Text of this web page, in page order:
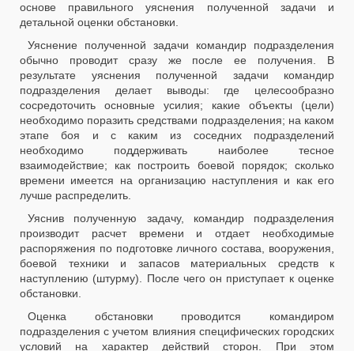
основе правильного уяснения полученной задачи и
детальной оценки обстановки.
Уяснение полученной задачи командир подразделения
обычно проводит сразу же после ее получения. В
результате уяснения полученной задачи командир
подразделения делает выводы: где целесообразно
сосредоточить основные усилия; какие объекты (цели)
необходимо поразить средствами подразделения; на каком
этапе боя и с каким из соседних подразделений
необходимо поддерживать наиболее тесное
взаимодействие; как построить боевой порядок; сколько
времени имеется на организацию наступления и как его
лучше распределить.
Уяснив полученную задачу, командир подразделения
производит расчет времени и отдает необходимые
распоряжения по подготовке личного состава, вооружения,
боевой техники и запасов материальных средств к
наступлению (штурму). После чего он приступает к оценке
обстановки.
Оценка обстановки проводится командиром
подразделения с учетом влияния специфических городских
условий на характер действий сторон. При этом